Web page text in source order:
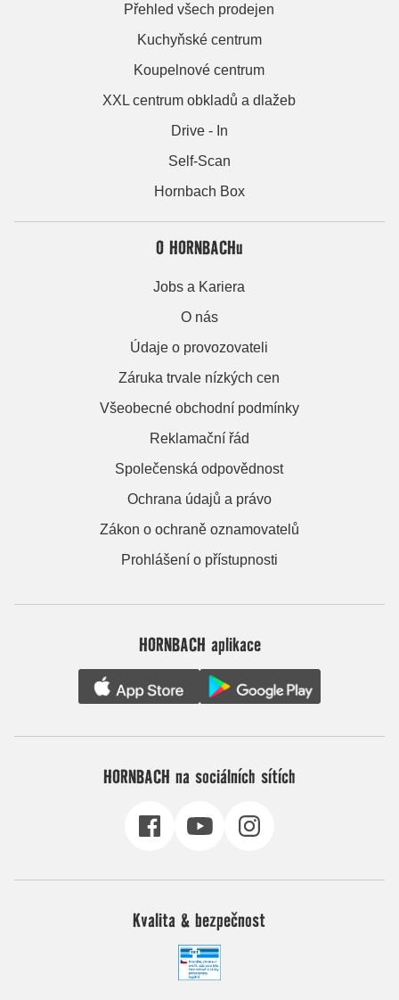
Přehled všech prodejen
Kuchyňské centrum
Koupelnové centrum
XXL centrum obkladů a dlažeb
Drive - In
Self-Scan
Hornbach Box
O HORNBACHu
Jobs a Kariera
O nás
Údaje o provozovateli
Záruka trvale nízkých cen
Všeobecné obchodní podmínky
Reklamační řád
Společenská odpovědnost
Ochrana údajů a právo
Zákon o ochraně oznamovatelů
Prohlášení o přístupnosti
HORNBACH aplikace
HORNBACH na sociálních sítích
Kvalita & bezpečnost